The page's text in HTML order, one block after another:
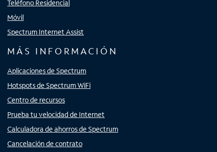
Teléfono Residencial
Móvil
Spectrum Internet Assist
MÁS INFORMACIÓN
Aplicaciones de Spectrum
Hotspots de Spectrum WiFi
Centro de recursos
Prueba tu velocidad de Internet
Calculadora de ahorros de Spectrum
Cancelación de contrato